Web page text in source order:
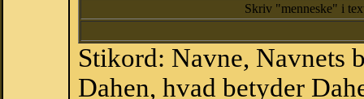
Skriv "menneske" i
Stikord: Navne, Navnets
Dahen, hvad betyder